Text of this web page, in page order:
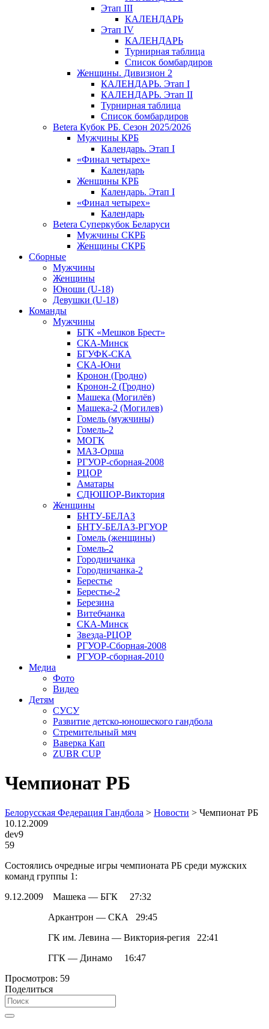
Этап III
КАЛЕНДАРЬ
Этап IV
КАЛЕНДАРЬ
Турнирная таблица
Список бомбардиров
Женщины. Дивизион 2
КАЛЕНДАРЬ. Этап I
КАЛЕНДАРЬ. Этап II
Турнирная таблица
Список бомбардиров
Betera Кубок РБ. Сезон 2025/2026
Мужчины КРБ
Календарь. Этап I
«Финал четырех»
Календарь
Женщины КРБ
Календарь. Этап I
«Финал четырех»
Календарь
Betera Суперкубок Беларуси
Мужчины СКРБ
Женщины СКРБ
Сборные
Мужчины
Женщины
Юноши (U-18)
Девушки (U-18)
Команды
Мужчины
БГК «Мешков Брест»
СКА-Минск
БГУФК-СКА
СКА-Юни
Кронон (Гродно)
Кронон-2 (Гродно)
Машека (Могилёв)
Машека-2 (Могилев)
Гомель (мужчины)
Гомель-2
МОГК
МАЗ-Орша
РГУОР-сборная-2008
РЦОР
Аматары
СДЮШОР-Виктория
Женщины
БНТУ-БЕЛАЗ
БНТУ-БЕЛАЗ-РГУОР
Гомель (женщины)
Гомель-2
Городничанка
Городничанка-2
Берестье
Берестье-2
Березина
Витебчанка
СКА-Минск
Звезда-РЦОР
РГУОР-Сборная-2008
РГУОР-сборная-2010
Медиа
Фото
Видео
Детям
СУСУ
Развитие детско-юношеского гандбола
Стремительный мяч
Ваверка Кап
ZUBR CUP
Чемпионат РБ
Белорусская Федерация Гандбола > Новости > Чемпионат РБ
10.12.2009
dev9
59
Состоялись очредные игры чемпионата РБ среди мужских
команд группы 1:
9.12.2009 Машека — БГК 27:32
Аркантрон — СКА 29:45
ГК им. Левина — Виктория-регия 22:41
ГГК — Динамо 16:47
Просмотров: 59
Поделиться